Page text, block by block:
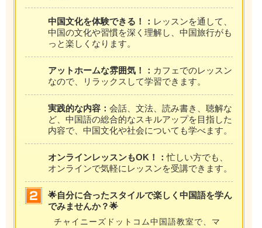
中国文化を体験できる！： レッスンを通して、
中国の文化や習慣を深く理解し、中国旅行がも
っと楽しくなります。
アットホームな雰囲気！： カフェでのレッスン
なので、リラックスして学習できます。
実践的な内容： 会話、文法、読み書き、聴解な
ど、中国語の総合的なスキルアップを目指した
内容で、中国文化や社会についても学べます。
オンラインレッスンもOK！：忙しい方でも、
オンラインで気軽にレッスンを受講できます。
🌟自分に合ったスタイルで楽しく中国語を学ん
でみませんか？🌟
チャイニーズドットコム中国語教室で、マ